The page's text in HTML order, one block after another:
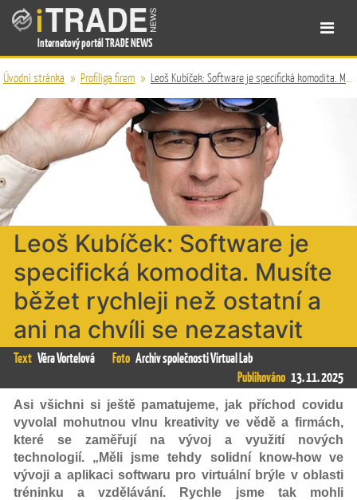
Internetový portál TRADE NEWS
Úvodní stránka » Profiliga firem » Leoš Kubíček: Software je specifická komodita. Musíte běžet rychleji než ostatní a ani na chvíli se nezastavit
Leoš Kubíček: Software je
specifická komodita. Musíte
běžet rychleji než ostatní a
ani na chvíli se nezastavit
Text Věra Vortelová Foto Archiv společnosti Virtual Lab
Publikováno 13. 11. 2025
Asi všichni si ještě pamatujeme, jak příchod covidu
vyvolal mohutnou vlnu kreativity ve vědě a firmách,
které se zaměřují na vývoj a využití nových
technologií. „Měli jsme tehdy solidní know-how ve
vývoji a aplikaci softwaru pro virtuální brýle v oblasti
tréninku a vzdělávání. Rychle jsme tak mohli